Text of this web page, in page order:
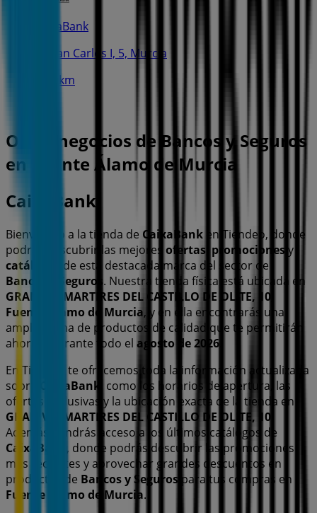
CaixaBank
C. Juan Carlos I, 5, Murcia
11.6 km
Otros negocios de Bancos y Seguros
en Fuente Álamo de Murcia
CaixaBank
Bienvenido a la tienda de CaixaBank en Tiendeo, donde
podrás descubrir las mejores ofertas promociones y
catálogos
de esta destacada marca del sector de
Bancos y Seguros . Nuestra tienda física está ubicada en
GRAN VIA MARTIRES DEL CASTILLO DE OLITE, 10
Fuente Álamo de Murcia, y en ella encontrarás una
amplia gama de productos de calidad que te permitirán
ahorrar durante todo el agosto de 2026
En Tiendeo te ofrecemos toda la información actualizada
sobre
CaixaBank
, como los horarios de apertura, las
ofertas exclusivas y la ubicación exacta de la tienda en
GRAN VIA MARTIRES DEL CASTILLO DE OLITE, 10
Además, tendrás acceso a los últimos catálogos de
CaixaBank , donde podrás descubrir las promociones
más recientes y aprovechar grandes descuentos en
productos de Bancos y Seguros para tus compras en
Fuente Álamo de Murcia.